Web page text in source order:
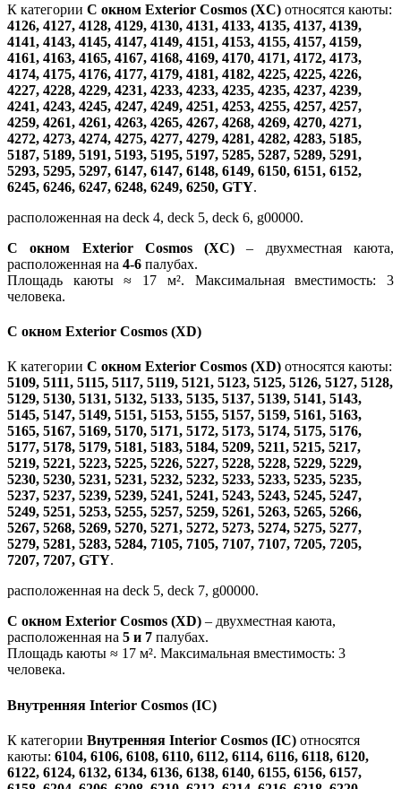
К категории С окном Exterior Cosmos (XC) относятся каюты:
4126, 4127, 4128, 4129, 4130, 4131, 4133, 4135, 4137, 4139,
4141, 4143, 4145, 4147, 4149, 4151, 4153, 4155, 4157, 4159,
4161, 4163, 4165, 4167, 4168, 4169, 4170, 4171, 4172, 4173,
4174, 4175, 4176, 4177, 4179, 4181, 4182, 4225, 4225, 4226,
4227, 4228, 4229, 4231, 4233, 4233, 4235, 4235, 4237, 4239,
4241, 4243, 4245, 4247, 4249, 4251, 4253, 4255, 4257, 4257,
4259, 4261, 4261, 4263, 4265, 4267, 4268, 4269, 4270, 4271,
4272, 4273, 4274, 4275, 4277, 4279, 4281, 4282, 4283, 5185,
5187, 5189, 5191, 5193, 5195, 5197, 5285, 5287, 5289, 5291,
5293, 5295, 5297, 6147, 6147, 6148, 6149, 6150, 6151, 6152,
6245, 6246, 6247, 6248, 6249, 6250, GTY.
расположенная на deck 4, deck 5, deck 6, g00000.
С окном Exterior Cosmos (XC) – двухместная каюта,
расположенная на 4-6 палубах.
Площадь каюты ≈ 17 м². Максимальная вместимость: 3
человека.
С окном Exterior Cosmos (XD)
К категории С окном Exterior Cosmos (XD) относятся каюты:
5109, 5111, 5115, 5117, 5119, 5121, 5123, 5125, 5126, 5127, 5128,
5129, 5130, 5131, 5132, 5133, 5135, 5137, 5139, 5141, 5143,
5145, 5147, 5149, 5151, 5153, 5155, 5157, 5159, 5161, 5163,
5165, 5167, 5169, 5170, 5171, 5172, 5173, 5174, 5175, 5176,
5177, 5178, 5179, 5181, 5183, 5184, 5209, 5211, 5215, 5217,
5219, 5221, 5223, 5225, 5226, 5227, 5228, 5228, 5229, 5229,
5230, 5230, 5231, 5231, 5232, 5232, 5233, 5233, 5235, 5235,
5237, 5237, 5239, 5239, 5241, 5241, 5243, 5243, 5245, 5247,
5249, 5251, 5253, 5255, 5257, 5259, 5261, 5263, 5265, 5266,
5267, 5268, 5269, 5270, 5271, 5272, 5273, 5274, 5275, 5277,
5279, 5281, 5283, 5284, 7105, 7105, 7107, 7107, 7205, 7205,
7207, 7207, GTY.
расположенная на deck 5, deck 7, g00000.
С окном Exterior Cosmos (XD) – двухместная каюта,
расположенная на 5 и 7 палубах.
Площадь каюты ≈ 17 м². Максимальная вместимость: 3
человека.
Внутренняя Interior Cosmos (IC)
К категории Внутренняя Interior Cosmos (IC) относятся
каюты: 6104, 6106, 6108, 6110, 6112, 6114, 6116, 6118, 6120,
6122, 6124, 6132, 6134, 6136, 6138, 6140, 6155, 6156, 6157,